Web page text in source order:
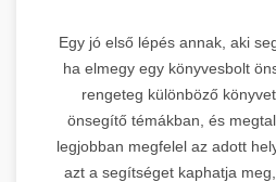
Egy jó első lépés annak, aki
ha elmegy egy könyvesbolt
rengeteg különböző
önsegítő témákban, és
legjobban megfelel az adott
azt a segítséget kaphatja